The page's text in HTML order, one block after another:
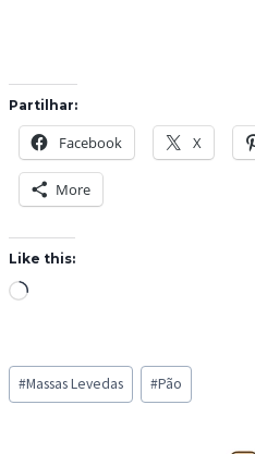
Partilhar:
Facebook X
More
Like this:
L
d
i
Post
Tags:
#Massas Levedas #Pão